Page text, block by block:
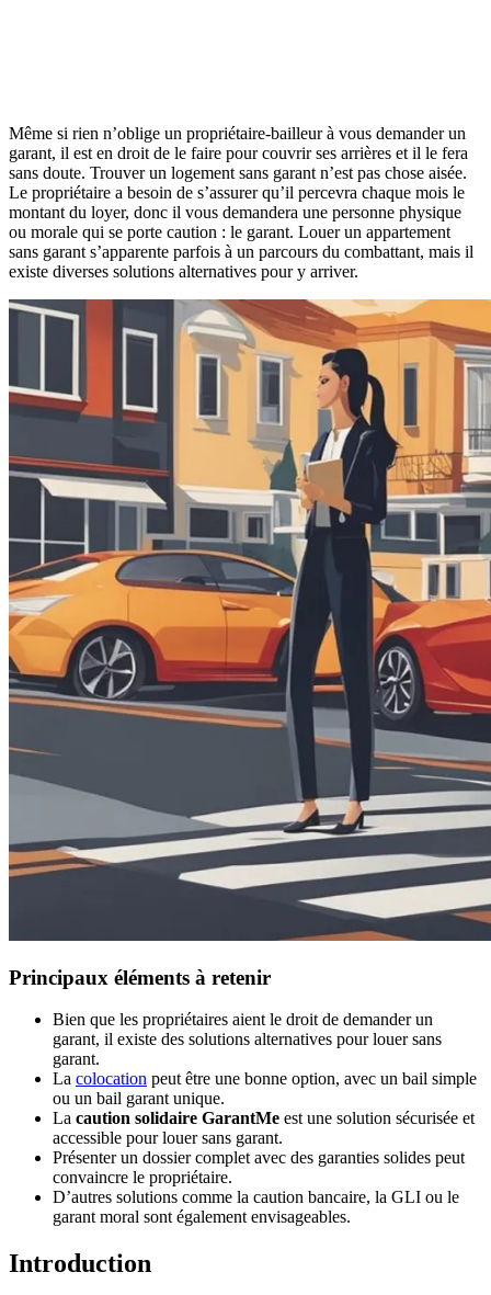
Même si rien n’oblige un propriétaire-bailleur à vous demander un
garant, il est en droit de le faire pour couvrir ses arrières et il le fera
sans doute. Trouver un logement sans garant n’est pas chose aisée.
Le propriétaire a besoin de s’assurer qu’il percevra chaque mois le
montant du loyer, donc il vous demandera une personne physique
ou morale qui se porte caution : le garant. Louer un appartement
sans garant s’apparente parfois à un parcours du combattant, mais il
existe diverses solutions alternatives pour y arriver.
Principaux éléments à retenir
Bien que les propriétaires aient le droit de demander un
garant, il existe des solutions alternatives pour louer sans
garant.
La colocation peut être une bonne option, avec un bail simple
ou un bail garant unique.
La caution solidaire GarantMe est une solution sécurisée et
accessible pour louer sans garant.
Présenter un dossier complet avec des garanties solides peut
convaincre le propriétaire.
D’autres solutions comme la caution bancaire, la GLI ou le
garant moral sont également envisageables.
Introduction